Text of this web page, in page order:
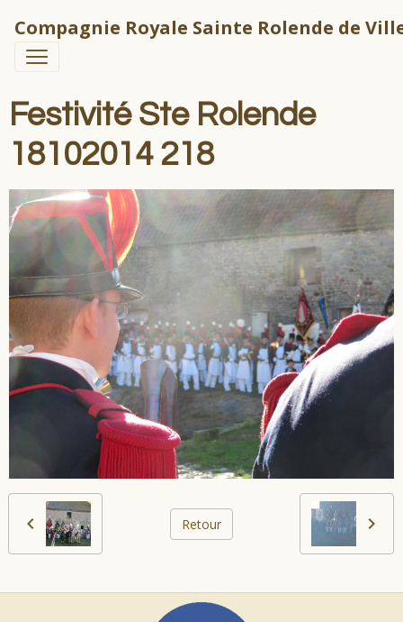
Compagnie Royale Sainte Rolende de
Festivité Ste Rolende
18102014 218
Retour